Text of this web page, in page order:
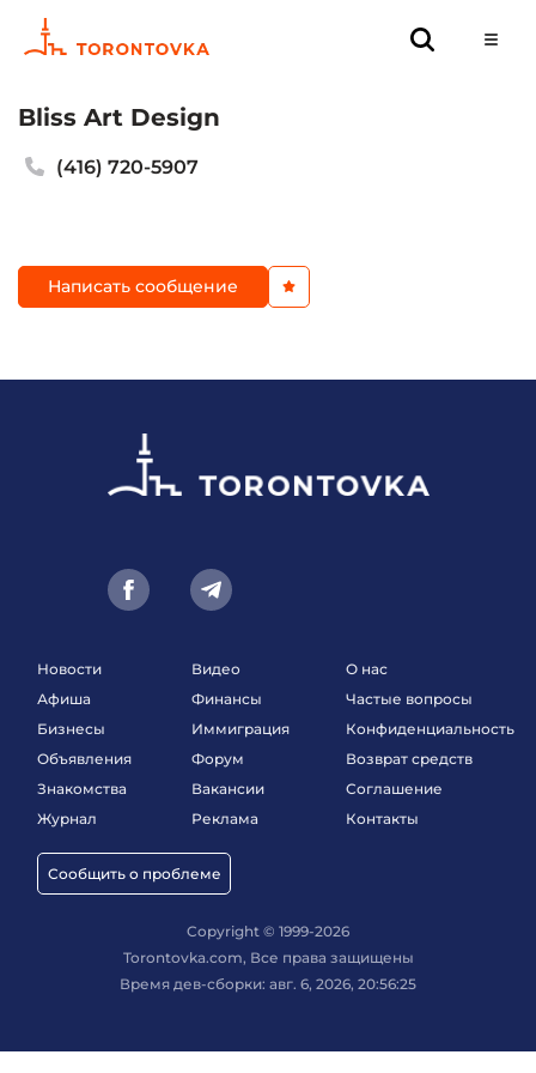
Bliss Art Design
(416) 720-5907
Написать сообщение
Новости
Афиша
Бизнесы
Объявления
Знакомства
Журнал
Сообщить о проблеме
Видео
Финансы
Иммиграция
Форум
Вакансии
Реклама
О нас
Частые вопросы
Конфиденциальность
Возврат средств
Соглашение
Контакты
Copyright © 1999-2026
Torontovka.com, Все права защищены
Время дев-сборки: авг. 6, 2026, 20:56:25